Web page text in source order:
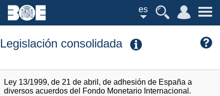
es
Legislación consolidada
Ley 13/1999, de 21 de abril, de adhesión de España a
diversos acuerdos del Fondo Monetario Internacional.